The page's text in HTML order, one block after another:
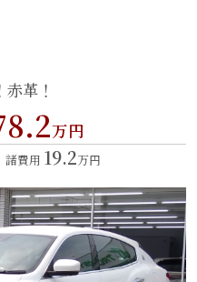
革！
万円
諸費用 19.2万円